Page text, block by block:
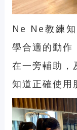
Ne Ne教練
學合適的動作
在一旁輔助，
知道正確使用